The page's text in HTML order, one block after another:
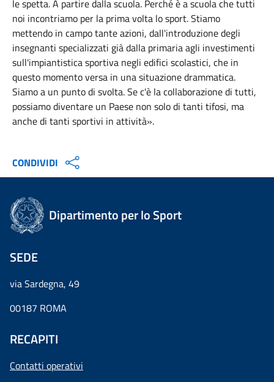
le spetta. A partire dalla scuola. Perché è a scuola che tutti
noi incontriamo per la prima volta lo sport. Stiamo
mettendo in campo tante azioni, dall'introduzione degli
insegnanti specializzati già dalla primaria agli investimenti
sull'impiantistica sportiva negli edifici scolastici, che in
questo momento versa in una situazione drammatica.
Siamo a un punto di svolta. Se c'è la collaborazione di tutti,
possiamo diventare un Paese non solo di tanti tifosi, ma
anche di tanti sportivi in attività».
CONDIVIDI
Dipartimento per lo Sport
SEDE
via Sardegna, 49
00187 ROMA
RECAPITI
Contatti operativi